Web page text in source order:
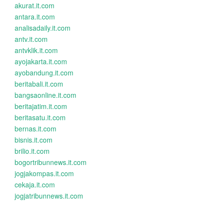
akurat.it.com
antara.it.com
analisadaily.it.com
antv.it.com
antvklik.it.com
ayojakarta.it.com
ayobandung.it.com
beritabali.it.com
bangsaonline.it.com
beritajatim.it.com
beritasatu.it.com
bernas.it.com
bisnis.it.com
brilio.it.com
bogortribunnews.it.com
jogjakompas.it.com
cekaja.it.com
jogjatribunnews.it.com